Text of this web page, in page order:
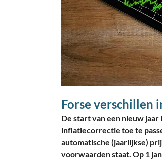
Forse verschillen
De start van een nieuw
inflatiecorrectie toe te
automatische (jaarlijkse)
voorwaarden staat. Op 1